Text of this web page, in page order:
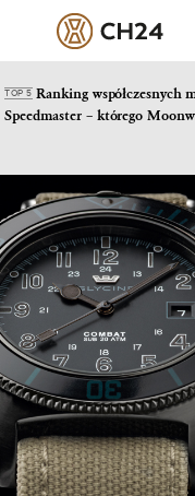
TOP 5Ranking współczesnych
Speedmaster – którego